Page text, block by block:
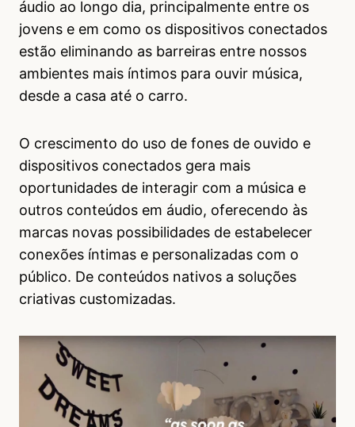
áudio ao longo dia, principalmente entre os
jovens e em como os dispositivos conectados
estão eliminando as barreiras entre nossos
ambientes mais íntimos para ouvir música,
desde a casa até o carro.
O crescimento do uso de fones de ouvido e
dispositivos conectados gera mais
oportunidades de interagir com a música e
outros conteúdos em áudio, oferecendo às
marcas novas possibilidades de estabelecer
conexões íntimas e personalizadas com o
público. De conteúdos nativos a soluções
criativas customizadas.